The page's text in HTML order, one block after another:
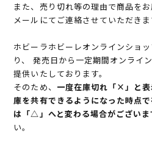
また、売り切れ等の理由で商品を
メールにてご連絡させていただきま
ホビーラホビーレオンラインショ
り、 発売日から一定期間オンライ
提供いたしております。
そのため、 一度在庫切れ「×」と
庫を共有できるようになった時点
は「△」へと変わる場合がございま
い。